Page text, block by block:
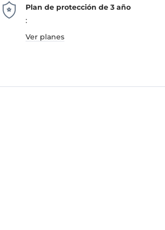
Plan de protección de 3 año
:
Ver planes